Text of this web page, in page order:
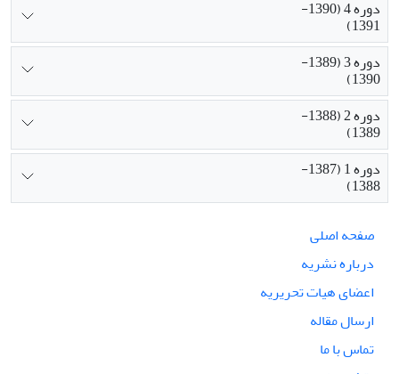
دوره 4 (1390-
1391)
دوره 3 (1389-
1390)
دوره 2 (1388-
1389)
دوره 1 (1387-
1388)
صفحه اصلی
درباره نشریه
اعضای هیات تحریریه
ارسال مقاله
تماس با ما